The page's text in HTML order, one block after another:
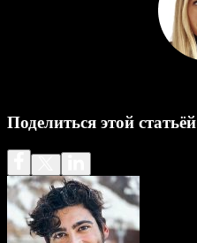
Поделиться этой статьёй